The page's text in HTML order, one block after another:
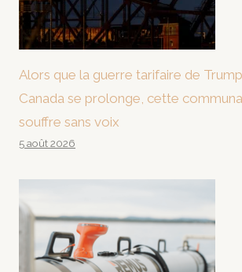
Alors que la guerre tarifaire de
Canada se prolonge, cette
souffre sans voix
5 août 2026